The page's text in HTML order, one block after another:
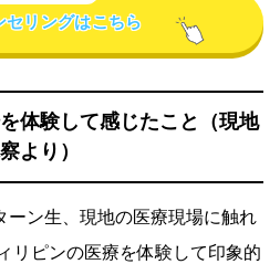
セリングはこちら
体験して感じたこと（現地
より）
ーン生、現地の医療現場に触れ
リピンの医療を体験して印象的